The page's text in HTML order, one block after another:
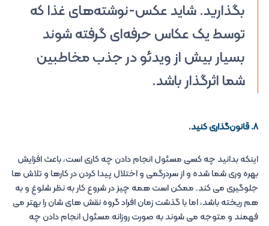
بگذارید. شاید عکس-نوشته‌های غذا که
توسط یک عکاس حرفه‌ای گرفته شوند
بسیار بیش از ویدئو در جذب مخاطبین
شما اثرگذار باشد.
۸. قانون‌گذاری کنید.
اینکه بدانید چه کسی مسئول انجام دادن چه کاری است، باعث افزایش
بهره وری شما شده و از سردرگمی و اختلال پیدا کردن در کارها و تلاش ها
جلوگیری می کند. ممکن است همه چیز در شروع کار به نظر شلوغ و به
هم ریخته باشد، اما با گذشت زمان افراد گروه نقش های شان را بهتر می
فهمند و متوجه می شوند به صورت روزانه مسئول انجام دادن چه